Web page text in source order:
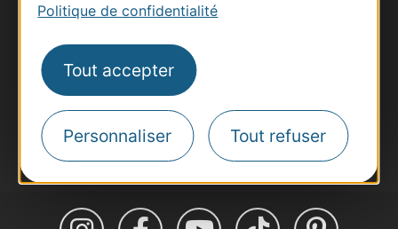
Politique de confidentialité
Tout accepter
Personnaliser Tout refuser
Voyagistes
Destination Sport
Inscrivez-vous à la lettre d'information
Destination Occitanie pour recevoir des
Je m'abonne